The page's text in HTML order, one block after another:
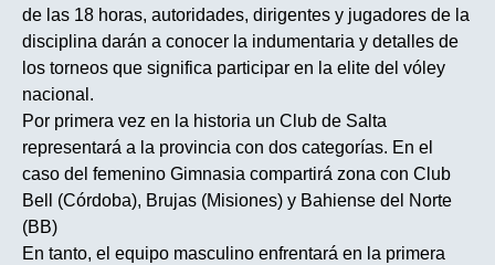
de las 18 horas, autoridades, dirigentes y jugadores de la
disciplina darán a conocer la indumentaria y detalles de
los torneos que significa participar en la elite del vóley
nacional.
Por primera vez en la historia un Club de Salta
representará a la provincia con dos categorías. En el
caso del femenino Gimnasia compartirá zona con Club
Bell (Córdoba), Brujas (Misiones) y Bahiense del Norte
(BB)
En tanto, el equipo masculino enfrentará en la primera